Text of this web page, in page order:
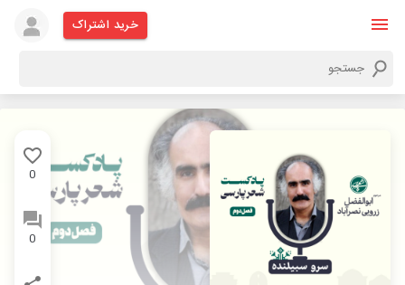
خرید اشتراک
0
0